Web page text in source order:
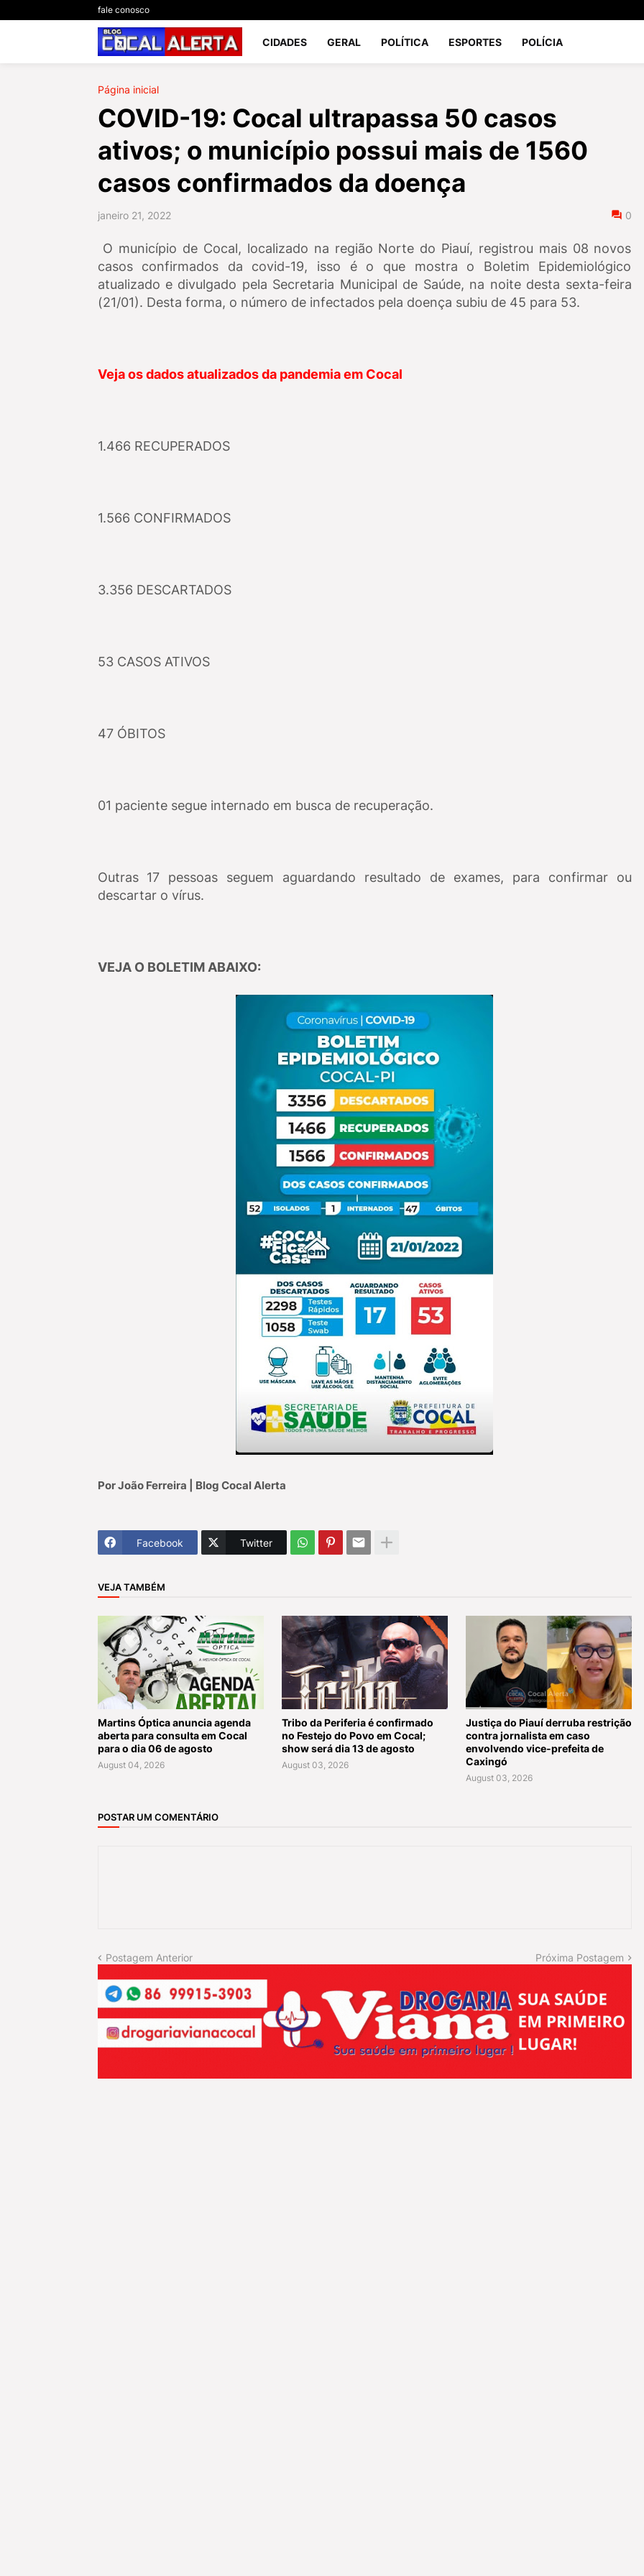
fale conosco
CIDADES GERAL POLÍTICA ESPORTES POLÍCIA
Página inicial
COVID-19: Cocal ultrapassa 50 casos
ativos; o município possui mais de 1560
casos confirmados da doença
janeiro 21, 2022 0
O município de Cocal, localizado na região Norte do Piauí, registrou mais 08 novos
casos confirmados da covid-19, isso é o que mostra o Boletim Epidemiológico
atualizado e divulgado pela Secretaria Municipal de Saúde, na noite desta sexta-feira
(21/01). Desta forma, o número de infectados pela doença subiu de 45 para 53.
Veja os dados atualizados da pandemia em Cocal
1.466 RECUPERADOS
1.566 CONFIRMADOS
3.356 DESCARTADOS
53 CASOS ATIVOS
47 ÓBITOS
01 paciente segue internado em busca de recuperação.
Outras 17 pessoas seguem aguardando resultado de exames, para confirmar ou
descartar o vírus.
VEJA O BOLETIM ABAIXO:
Por João Ferreira | Blog Cocal Alerta
Facebook Twitter
VEJA TAMBÉM
Martins Óptica anuncia agenda
aberta para consulta em Cocal
para o dia 06 de agosto
August 04, 2026
Tribo da Periferia é confirmado
no Festejo do Povo em Cocal;
show será dia 13 de agosto
August 03, 2026
Justiça do Piauí derruba restrição
contra jornalista em caso
envolvendo vice-prefeita de
Caxingó
August 03, 2026
POSTAR UM COMENTÁRIO
Postagem Anterior Próxima Postagem